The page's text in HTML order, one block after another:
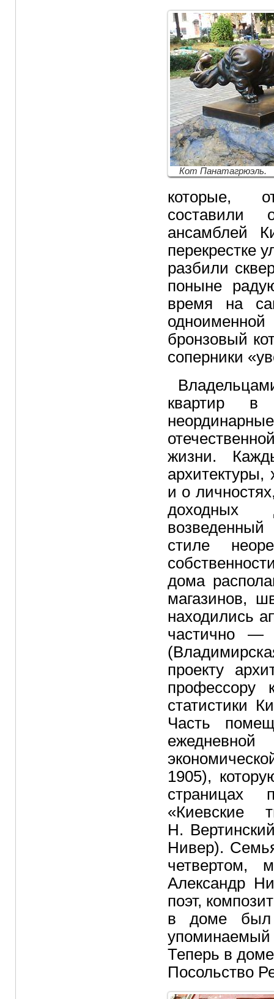
Кот Панатагрюэль.
которые,
составили
ансамблей
перекрестке
разбили
поныне
время на
бронзовый
соперники
квартир
жизни.
и о
доходных
стиле
дома
магазинов,
находились
частично —
проекту
профессору
статистики
Часть
1905),
страницах
Н.
Нивер).
четвертом,
Александр
поэт,
в доме был
Теперь в
Посольство